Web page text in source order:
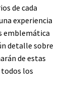
de cada
experiencia
emblemática
detalle sobre
de estas
los